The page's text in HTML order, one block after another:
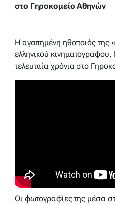
στο Γηροκομείο Αθηνών
Η αγαπημένη ηθοποιός της
ελληνικού
τελευταία χρόνια στο
Οι φωτογραφίες της μέσα